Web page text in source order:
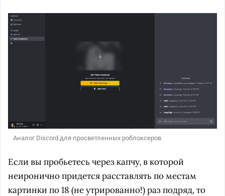
Аналог Discord для просветленных роблоксеров
Если вы пробьетесь через капчу, в которой
неиронично придется расставлять по местам
картинки по 18 (не утрированно!) раз подряд, то